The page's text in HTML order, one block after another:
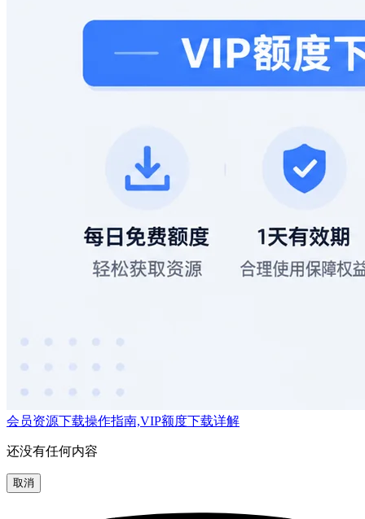
会员资源下载操作指南,VIP额度下载详解
还没有任何内容
取消